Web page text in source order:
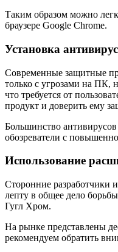
Таким образом можно
браузере Google Chrome.
Установка
Современные защитные
только с угрозами на ПК,
что требуется от
продукт и доверить ему
Большинство
обозреватели с
Использование
Сторонние разработчики
лепту в общее дело
Гугл Хром.
На рынке представлены
рекомендуем обратить